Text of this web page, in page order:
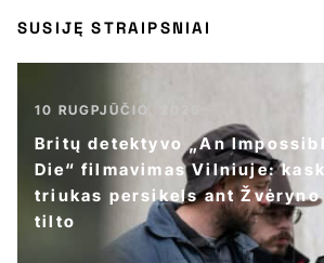
SUSIJĘ STRAIPSNIAI
10 RUGPJŪČIO, 2026
Britų detektyvo „An
Die“ filmavimas Vilniuje:
triukas persikels ant
tilto